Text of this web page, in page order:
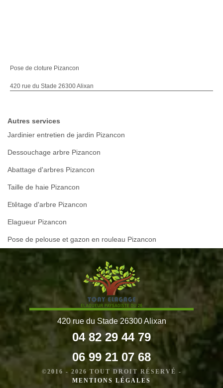
Pose de cloture Pizancon
420 rue du Stade 26300 Alixan
Autres services
Jardinier entretien de jardin Pizancon
Dessouchage arbre Pizancon
Abattage d'arbres Pizancon
Taille de haie Pizancon
Etêtage d'arbre Pizancon
Elagueur Pizancon
Pose de pelouse et gazon en rouleau Pizancon
420 rue du Stade 26300 Alixan
04 82 29 44 79
06 99 21 07 68
©2016 - 2026 TOUT DROIT RÉSERVÉ -
MENTIONS LÉGALES